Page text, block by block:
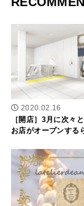
2020.02.16
［開店］3月に次々
お店がオープンする